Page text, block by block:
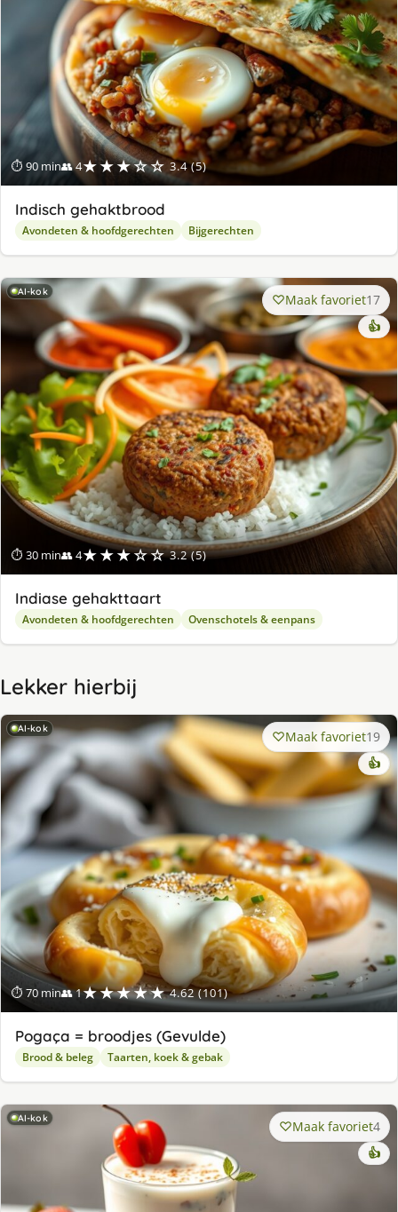
⏱ 90 min👥 4★★★☆☆ 3.4 (5)
Indisch gehaktbrood
Avondeten & hoofdgerechten Bijgerechten
AI-kok
⏱ 30 min👥 4★★★☆☆ 3.2 (5)
Maak favoriet17
👍
Indiase gehakttaart
Avondeten & hoofdgerechten Ovenschotels & eenpans
Lekker hierbij
AI-kok
⏱ 70 min👥 1★★★★★ 4.62 (101)
Maak favoriet19
👍
Pogaça = broodjes (Gevulde)
Brood & beleg Taarten, koek & gebak
AI-kok Maak favoriet4
👍